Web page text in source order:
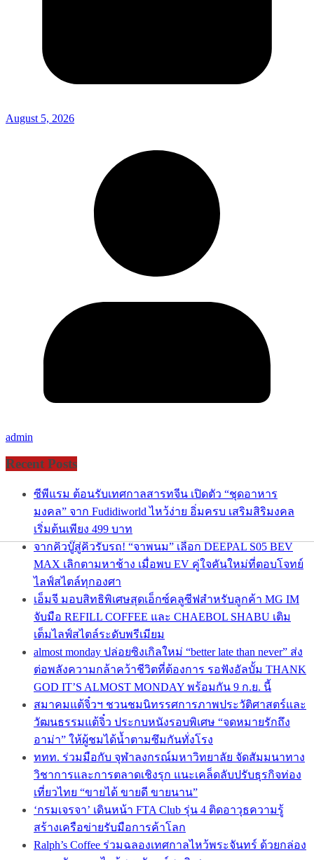
August 5, 2026
admin
Recent Posts
ซีพีแรม ต้อนรับเทศกาลสารทจีน เปิดตัว “ชุดอาหาร
มงคล” จาก Fudidiworld ไหว้ง่าย อิ่มครบ เสริมสิริมงคล
เริ่มต้นเพียง 499 บาท
จากคิวบู๊สู่คิวรับรถ! “จาพนม” เลือก DEEPAL S05 BEV
MAX เลิกตามหาช้าง เมื่อพบ EV คู่ใจคันใหม่ที่ตอบโจทย์
ไลฟ์สไตล์ทุกองศา
เอ็มจี มอบสิทธิพิเศษสุดเอ็กซ์คลูซีฟสำหรับลูกค้า MG IM
จับมือ REFILL COFFEE และ CHAEBOL SHABU เติม
เต็มไลฟ์สไตล์ระดับพรีเมียม
almost monday ปล่อยซิงเกิลใหม่ “better late than never” ส่ง
ต่อพลังความกล้าคว้าชีวิตที่ต้องการ รอฟังอัลบั้ม THANK
GOD IT’S ALMOST MONDAY พร้อมกัน 9 ก.ย. นี้
สมาคมแต้จิ๋วฯ ชวนชมนิทรรศการภาพประวัติศาสตร์และ
วัฒนธรรมแต้จิ๋ว ประกบหนังรอบพิเศษ “จดหมายรักถึง
อาม่า” ให้ผู้ชมได้น้ำตามซึมกันทั่งโรง
ททท. ร่วมมือกับ จุฬาลงกรณ์มหาวิทยาลัย จัดสัมมนาทาง
วิชาการและการตลาดเชิงรุก แนะเคล็ดลับปรับธุรกิจท่อง
เที่ยวไทย “ขายได้ ขายดี ขายนาน”
‘กรมเจรจา’ เดินหน้า FTA Club รุ่น 4 ติดอาวุธความรู้
สร้างเครือข่ายรับมือการค้าโลก
Ralph’s Coffee ร่วมฉลองเทศกาลไหว้พระจันทร์ ด้วยกล่อง